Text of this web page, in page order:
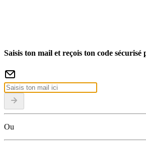
Saisis ton mail et reçois ton code
Ou